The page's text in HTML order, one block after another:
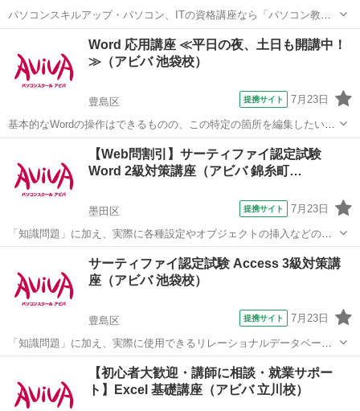
パソコンスキルアップ・パソコン、ITの資格講座なら「パソコン教室
アビバ」。 全国直営100校以上で通学に便利！ ただいま、パソコン教
室アビバでは、全国の教室で説明会・無料体験授業を実施中です。 個
別カウンセリングと少人数個別...
八王子市 エクセル
Word 応用講座 ≪平日の夜、土日も開講中！
≫（アビバ 池袋校）
豊島区 提携サイト 7月23日
基本的なWordの操作はできるものの、この特定の箇所を編集したい
等、より見栄え良く、効率良く文書作成する方法を学ぶ講座です。長
く使うソフトだからこそ、効率良い編集方法はとても重要です。 ■学
習内容■ ページ/書式設定(応...
ワード
【Web問割引】サーティファイ認定試験
Word 2級対策講座（アビバ 錦糸町…
墨田区 提携サイト 7月23日
「知識問題」に加え、実際に各種設定やオブジェクトの挿入などの機
能を駆使した文書を作成する「実技問題」を解くことで、実践的な能
力を証明できる資格制度の、2級対策講座です。
サーティファイ認定試験 Access 3級対策講
座（アビバ 池袋校）
豊島区 提携サイト 7月23日
「知識問題」に加え、実際に使用できるリレーショナルデータベース
を作成する「実技問題」を解くことで、実践的な能力を証明できる資
格制度の、3級対策講座です。
アクセス
【初心者大歓迎・講師に相談・就業サポー
ト】Excel 基礎講座（アビバ 立川校）